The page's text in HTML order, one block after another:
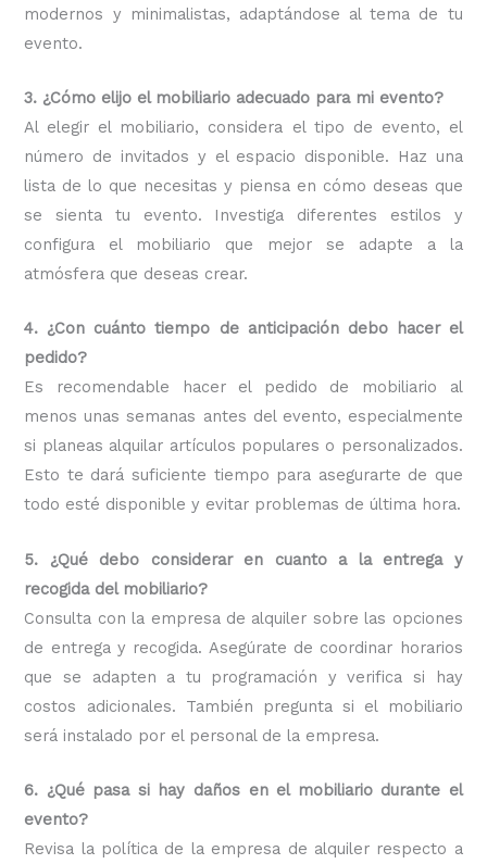
modernos y minimalistas, adaptándose al tema de tu
evento.
3. ¿Cómo elijo el mobiliario adecuado para mi evento?
Al elegir el mobiliario, considera el tipo de evento, el
número de invitados y el espacio disponible. Haz una
lista de lo que necesitas y piensa en cómo deseas que
se sienta tu evento. Investiga diferentes estilos y
configura el mobiliario que mejor se adapte a la
atmósfera que deseas crear.
4. ¿Con cuánto tiempo de anticipación debo hacer el
pedido?
Es recomendable hacer el pedido de mobiliario al
menos unas semanas antes del evento, especialmente
si planeas alquilar artículos populares o personalizados.
Esto te dará suficiente tiempo para asegurarte de que
todo esté disponible y evitar problemas de última hora.
5. ¿Qué debo considerar en cuanto a la entrega y
recogida del mobiliario?
Consulta con la empresa de alquiler sobre las opciones
de entrega y recogida. Asegúrate de coordinar horarios
que se adapten a tu programación y verifica si hay
costos adicionales. También pregunta si el mobiliario
será instalado por el personal de la empresa.
6. ¿Qué pasa si hay daños en el mobiliario durante el
evento?
Revisa la política de la empresa de alquiler respecto a